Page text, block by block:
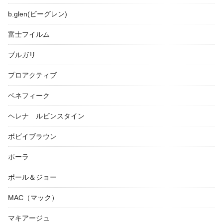
b.glen(ビーグレン)
富士フイルム
ブルガリ
プロアクティブ
ベネフィーク
ヘレナ ルビンスタイン
ボビイブラウン
ポーラ
ポール＆ジョー
MAC（マック）
マキアージュ